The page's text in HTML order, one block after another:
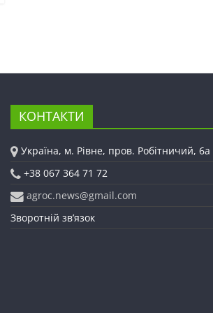
КОНТАКТИ
Україна, м. Рівне, пров. Робітничий, 6а
+38 067 364 71 72
agroc.news@gmail.com
Зворотній зв’язок